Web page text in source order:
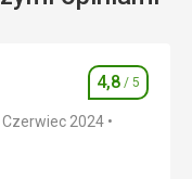
Ocena
4,8 / 5
2024